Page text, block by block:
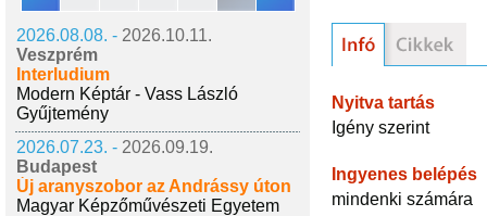
2026.08.08. - 2026.10.11.
Veszprém
Interludium
Modern Képtár - Vass László
Gyűjtemény
2026.07.23. - 2026.09.19.
Budapest
Új aranyszobor az Andrássy úton
Magyar Képzőművészeti Egyetem
Nyitva tartás
Igény szerint
Ingyenes belépés
mindenki számára